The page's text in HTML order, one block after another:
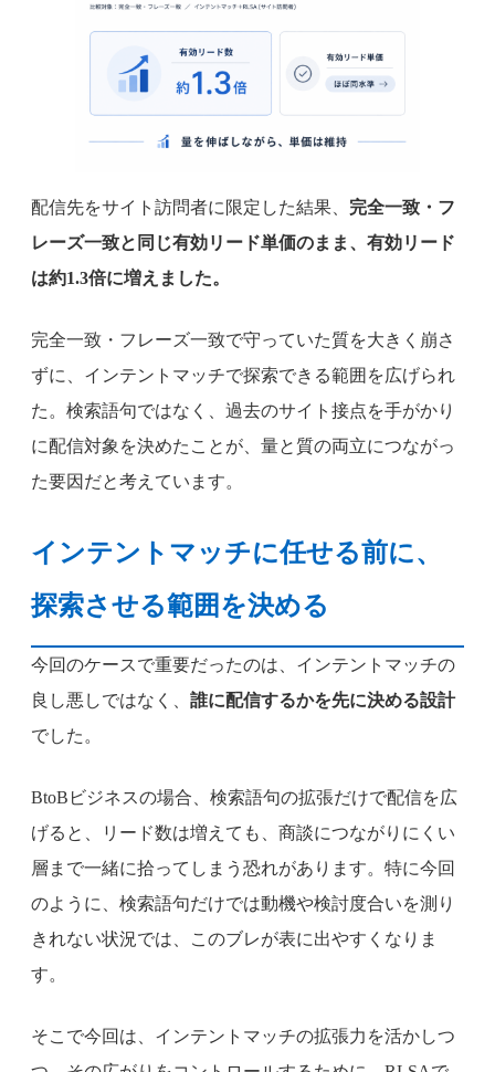
配信先をサイト訪問者に限定した結果、 完全一致・フ
レーズ一致と同じ有効リード単価のまま、有効リード
は約1.3倍に増えました。
完全一致・フレーズ一致で守っていた質を大きく崩さ
ずに、インテントマッチで探索できる範囲を広げられ
た。検索語句ではなく、過去のサイト接点を手がかり
に配信対象を決めたことが、量と質の両立につながっ
た要因だと考えています。
インテントマッチに任せる前に、
探索させる範囲を決める
今回のケースで重要だったのは、インテントマッチの
良し悪しではなく、 誰に配信するかを先に決める設計
でした。
BtoBビジネスの場合、検索語句の拡張だけで配信を広
げると、リード数は増えても、商談につながりにくい
層まで一緒に拾ってしまう恐れがあります。特に今回
のように、検索語句だけでは動機や検討度合いを測り
きれない状況では、このブレが表に出やすくなりま
す。
そこで今回は、インテントマッチの拡張力を活かしつ